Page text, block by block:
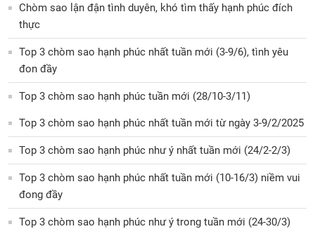
Chòm sao lận đận tình duyên, khó tìm thấy hạnh phúc đích
thực
Top 3 chòm sao hạnh phúc nhất tuần mới (3-9/6), tình yêu
đon đầy
Top 3 chòm sao hạnh phúc tuần mới (28/10-3/11)
Top 3 chòm sao hạnh phúc nhất tuần mới từ ngày 3-9/2/2025
Top 3 chòm sao hạnh phúc như ý nhất tuần mới (24/2-2/3)
Top 3 chòm sao hạnh phúc nhất tuần mới (10-16/3) niềm vui
đong đầy
Top 3 chòm sao hạnh phúc như ý trong tuần mới (24-30/3)